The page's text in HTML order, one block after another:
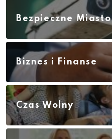
Bezpieczne Miasto
Biznes i Finanse
Czas Wolny